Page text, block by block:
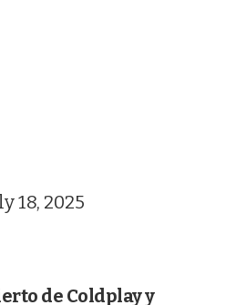
18, 2025
de Coldplay y